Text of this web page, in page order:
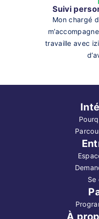
Suivi
Mon chargé
travaille avec
Se
À